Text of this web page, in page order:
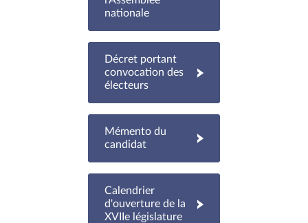
nationale
Décret portant
convocation des
électeurs
Mémento du
candidat
Calendrier
d'ouverture de la
XVIIe législature